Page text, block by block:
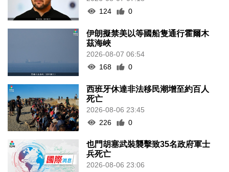
124
0
伊朗擬禁美以等國船隻通行霍爾木
茲海峽
2026-08-07 06:54
168
0
西班牙休達非法移民潮增至約百人
死亡
2026-08-06 23:45
226
0
也門胡塞武裝襲擊致35名政府軍士
兵死亡
2026-08-06 23:06